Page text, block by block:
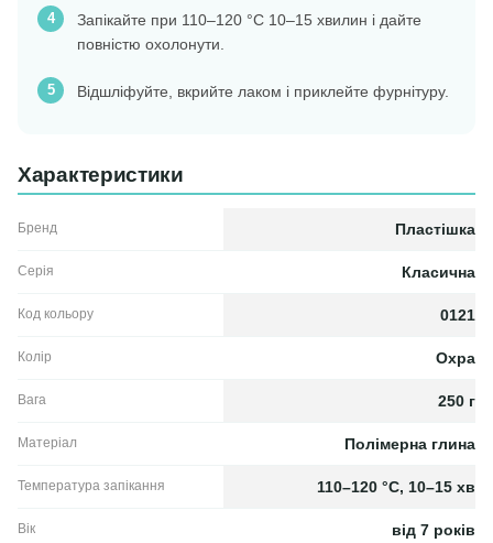
Запікайте при 110–120 °C 10–15 хвилин і дайте
повністю охолонути.
Відшліфуйте, вкрийте лаком і приклейте фурнітуру.
Характеристики
Бренд Пластішка
Серія Класична
Код кольору 0121
Колір Охра
Вага 250 г
Матеріал Полімерна глина
Температура запікання 110–120 °C, 10–15 хв
Вік від 7 років